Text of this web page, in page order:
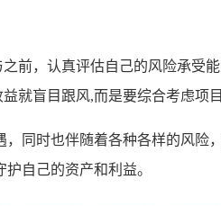
前，认真评估自己的风险承受
就盲目跟风,而是要综合考虑项
同时也伴随着各种各样的风
自己的资产和利益。